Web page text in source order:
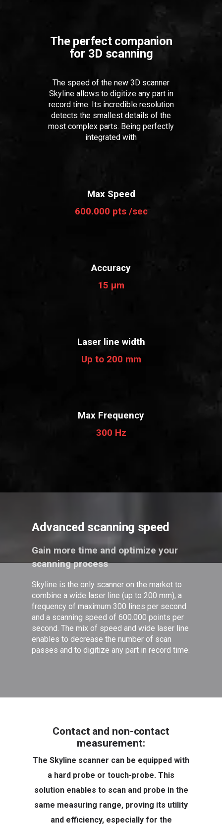
The perfect companion
for 3D scanning
The speed of the new 3D scanner
Skyline allows to digitize any part in
record time. Its incredible resolution
detects the smallest details of the
most complex parts. Being perfectly
integrated with
Max Speed
600.000 pts /sec
Accuracy
15 µm
Laser line width
Up to 200 mm
Max Frequency
300 Hz
Advanced scanning speed
Gain more time and optimize your
scanning process
Skyline is the only scanner on the market to
combine a wide laser line (up to 200 mm), a
frequency of maximum 300 lines per second
and a scanning speed of 600.000 points per
second. The mix of speed and wide laser line
enables to decrease the number of scan
passes and to digitize any part in record time.
Contact and non-contact
measurement:
The Skyline scanner can be equipped with
a hard probe or touch-probe. This
solution enables to scan and probe in the
same measuring range, proving its utility
and efficiency, especially for the